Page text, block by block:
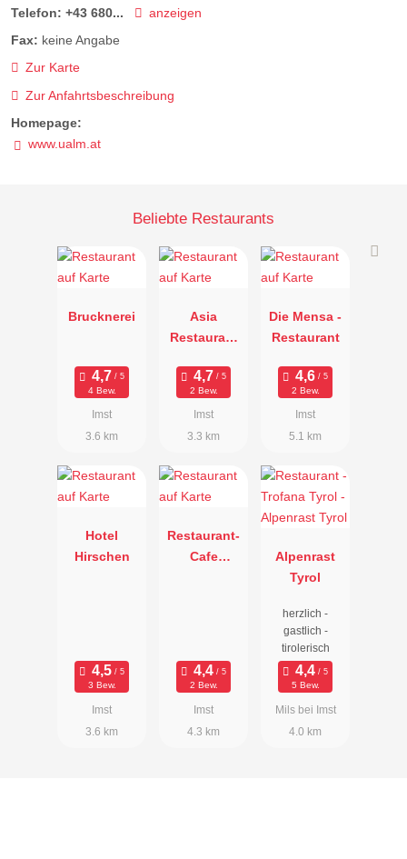
Telefon: +43 680...
anzeigen
Fax: keine Angabe
Zur Karte
Zur Anfahrtsbeschreibung
Homepage:
www.ualm.at
Beliebte Restaurants
Brucknerei
4 Bew.
Imst
3.6 km
Asia
Restaurant
2 Bew.
Imst
3.3 km
Die Mensa -
Restaurant
2 Bew.
Imst
5.1 km
Hotel
Hirschen
3 Bew.
Imst
3.6 km
Restaurant-
Cafe
2 Bew.
Imst
4.3 km
Alpenrast
Tyrol
herzlich -
gastlich -
tirolerisch
5 Bew.
Mils bei Imst
4.0 km